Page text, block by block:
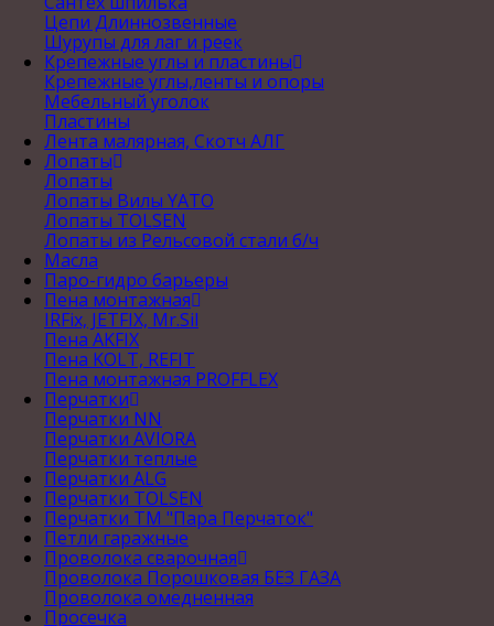
Цепи Длиннозвенные
Шурупы для лаг и реек
Крепежные углы и пластины
Крепежные углы,ленты и опоры
Мебельный уголок
Пластины
Лента малярная, Скотч АЛГ
Лопаты
Лопаты
Лопаты Вилы YATO
Лопаты TOLSEN
Лопаты из Рельсовой стали б/ч
Масла
Паро-гидро барьеры
Пена монтажная
IRFix, JETFIX, Mr.Sil
Пена AKFIX
Пена KOLT, REFIT
Пена монтажная PROFFLEX
Перчатки
Перчатки NN
Перчатки AVIORA
Перчатки теплые
Перчатки ALG
Перчатки TOLSEN
Перчатки ТМ "Пара Перчаток"
Петли гаражные
Проволока сварочная
Проволока Порошковая БЕЗ ГАЗА
Проволока омедненная
Просечка